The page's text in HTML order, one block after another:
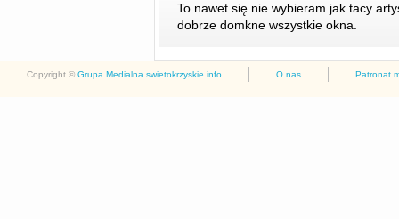
To nawet się nie wybieram jak tacy
dobrze domkne wszystkie okna.
Copyright © Grupa Medialna swietokrzyskie.info O nas Patronat